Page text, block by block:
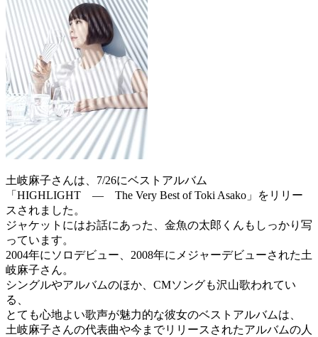
土岐麻子さんは、7/26にベストアルバム
「HIGHLIGHT — The Very Best of Toki Asako」をリリー
スされました。
ジャケットにはお話にあった、金魚の太郎くんもしっかり写
っています。
2004年にソロデビュー、2008年にメジャーデビューされた土
岐麻子さん。
シングルやアルバムのほか、CMソングも沢山歌われてい
る、
とても心地よい歌声が魅力的な彼女のベストアルバムは、
土岐麻子さんの代表曲や今までリリースされたアルバムの人